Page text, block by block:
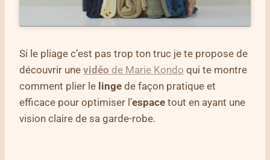
Si le pliage c’est pas trop ton truc je te propose de
découvrir une vidéo de Marie Kondo qui te montre
comment plier le linge de façon pratique et
efficace pour optimiser l’espace tout en ayant une
vision claire de sa garde-robe.